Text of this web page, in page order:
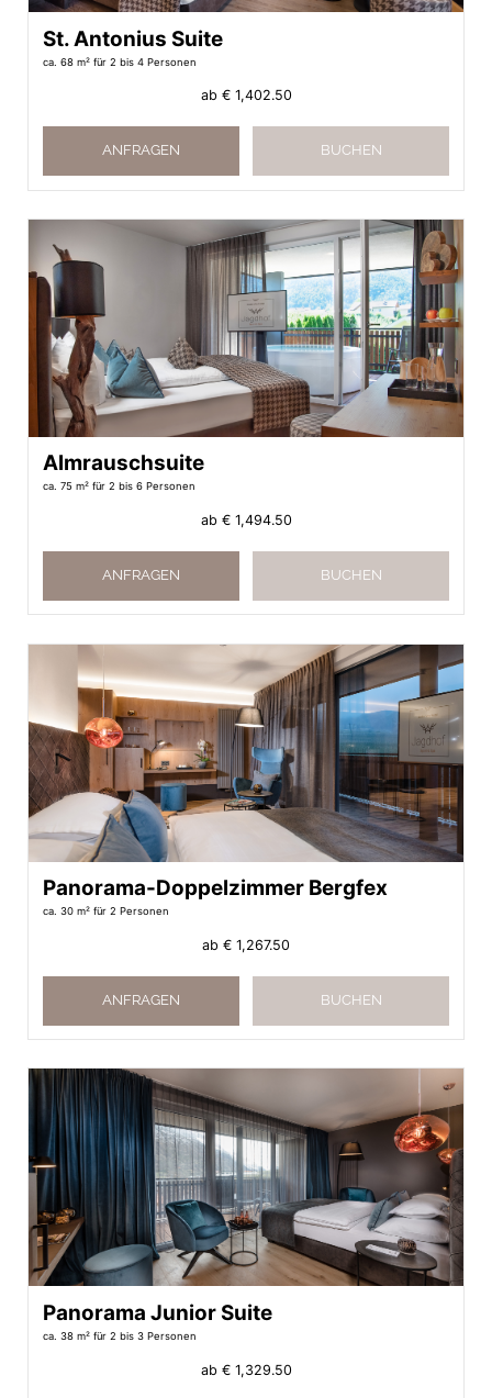
St. Antonius Suite
ca. 68 m² für 2 bis 4 Personen
ab € 1,402.50
ANFRAGEN BUCHEN
Almrauschsuite
ca. 75 m² für 2 bis 6 Personen
ab € 1,494.50
ANFRAGEN BUCHEN
Panorama-Doppelzimmer Bergfex
ca. 30 m² für 2 Personen
ab € 1,267.50
ANFRAGEN BUCHEN
Panorama Junior Suite
ca. 38 m² für 2 bis 3 Personen
ab € 1,329.50